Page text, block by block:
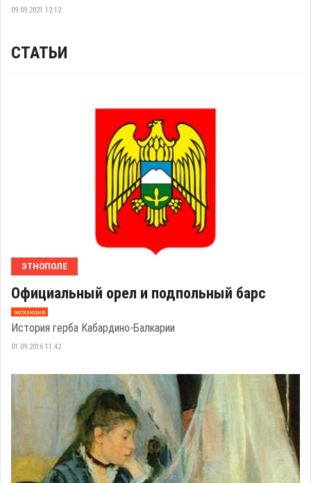
09.09.2021 12:12
СТАТЬИ
ЭТНОПОЛЕ
Официальный орел и подпольный барс
эксклюзив
История герба Кабардино-Балкарии
01.09.2016 11:42